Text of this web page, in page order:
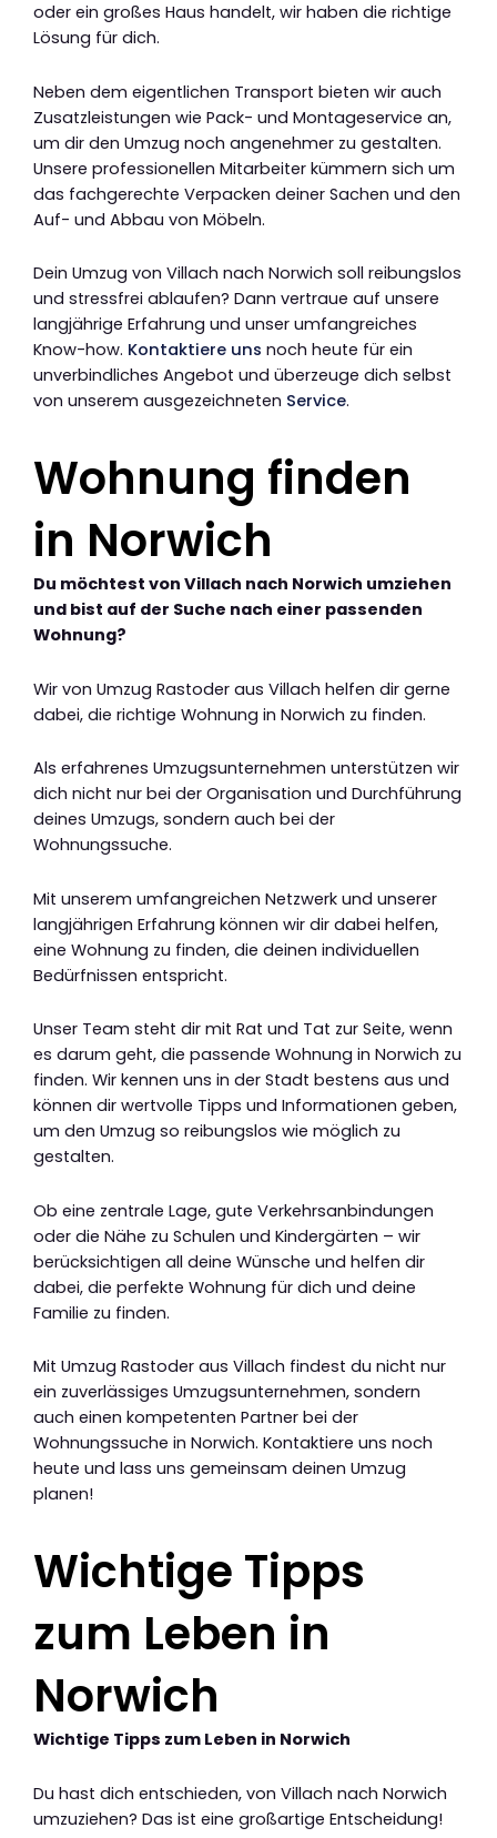
oder ein großes Haus handelt, wir haben die richtige
Lösung für dich.
Neben dem eigentlichen Transport bieten wir auch
Zusatzleistungen wie Pack- und Montageservice an,
um dir den Umzug noch angenehmer zu gestalten.
Unsere professionellen Mitarbeiter kümmern sich um
das fachgerechte Verpacken deiner Sachen und den
Auf- und Abbau von Möbeln.
Dein Umzug von Villach nach Norwich soll reibungslos
und stressfrei ablaufen? Dann vertraue auf unsere
langjährige Erfahrung und unser umfangreiches
Know-how. Kontaktiere uns noch heute für ein
unverbindliches Angebot und überzeuge dich selbst
von unserem ausgezeichneten Service.
Wohnung finden
in Norwich
Du möchtest von Villach nach Norwich umziehen
und bist auf der Suche nach einer passenden
Wohnung?
Wir von Umzug Rastoder aus Villach helfen dir gerne
dabei, die richtige Wohnung in Norwich zu finden.
Als erfahrenes Umzugsunternehmen unterstützen wir
dich nicht nur bei der Organisation und Durchführung
deines Umzugs, sondern auch bei der
Wohnungssuche.
Mit unserem umfangreichen Netzwerk und unserer
langjährigen Erfahrung können wir dir dabei helfen,
eine Wohnung zu finden, die deinen individuellen
Bedürfnissen entspricht.
Unser Team steht dir mit Rat und Tat zur Seite, wenn
es darum geht, die passende Wohnung in Norwich zu
finden. Wir kennen uns in der Stadt bestens aus und
können dir wertvolle Tipps und Informationen geben,
um den Umzug so reibungslos wie möglich zu
gestalten.
Ob eine zentrale Lage, gute Verkehrsanbindungen
oder die Nähe zu Schulen und Kindergärten – wir
berücksichtigen all deine Wünsche und helfen dir
dabei, die perfekte Wohnung für dich und deine
Familie zu finden.
Mit Umzug Rastoder aus Villach findest du nicht nur
ein zuverlässiges Umzugsunternehmen, sondern
auch einen kompetenten Partner bei der
Wohnungssuche in Norwich. Kontaktiere uns noch
heute und lass uns gemeinsam deinen Umzug
planen!
Wichtige Tipps
zum Leben in
Norwich
Wichtige Tipps zum Leben in Norwich
Du hast dich entschieden, von Villach nach Norwich
umzuziehen? Das ist eine großartige Entscheidung!